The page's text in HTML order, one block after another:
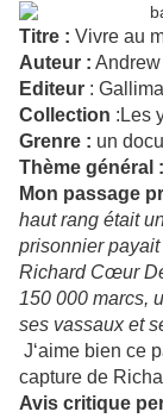
Titre : Vivre au
Auteur :
Editeur :
Collection :Les
Grenre : un
Thème général :
Mon passage
haut rang était
prisonnier
Richard Cœur
150 000 marcs,
ses vassaux et
J‘aime bien ce
capture de
Avis critique